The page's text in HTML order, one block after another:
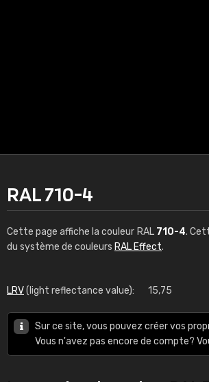
RAL 710-4
Cette page affiche la couleur RAL 710-4.
du système de couleurs RAL Effect.
LRV(light reflectance value): 15,75
Sur ce site, vous pouvez créer vos
Vous n'avez pas encore de compte?